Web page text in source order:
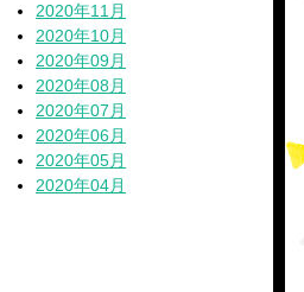
2020年11月
2020年10月
2020年09月
2020年08月
2020年07月
2020年06月
2020年05月
2020年04月